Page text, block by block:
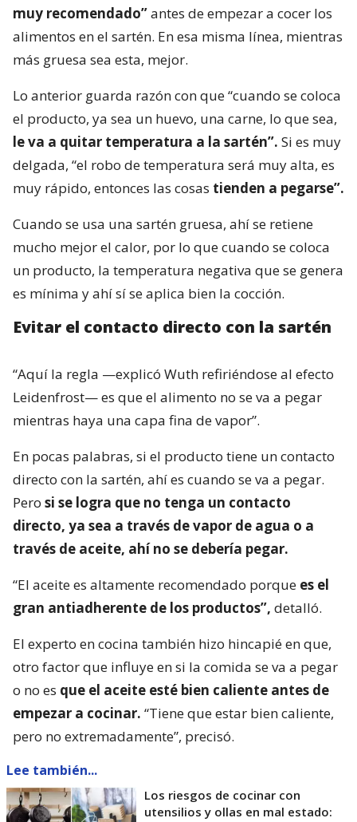
muy recomendado”antes de empezar a cocer los
alimentos en el sartén. En esa misma línea, mientras
más gruesa sea esta, mejor.
Lo anterior guarda razón con que “cuando se coloca
el producto, ya sea un huevo, una carne, lo que sea,
le va a quitar temperatura a la sartén”. Si es muy
delgada, “el robo de temperatura será muy alta, es
muy rápido, entonces las cosas tienden a pegarse”.
Cuando se usa una sartén gruesa, ahí se retiene
mucho mejor el calor, por lo que cuando se coloca
un producto, la temperatura negativa que se genera
es mínima y ahí sí se aplica bien la cocción.
Evitar el contacto directo con la sartén
“Aquí la regla —explicó Wuth refiriéndose al efecto
Leidenfrost— es que el alimento no se va a pegar
mientras haya una capa fina de vapor”.
En pocas palabras, si el producto tiene un contacto
directo con la sartén, ahí es cuando se va a pegar.
Pero si se logra que no tenga un contacto
directo, ya sea a través de vapor de agua o a
través de aceite, ahí no se debería pegar.
“El aceite es altamente recomendado porque es el
gran antiadherente de los productos”, detalló.
El experto en cocina también hizo hincapié en que,
otro factor que influye en si la comida se va a pegar
o no es que el aceite esté bien caliente antes de
empezar a cocinar. “Tiene que estar bien caliente,
pero no extremadamente”, precisó.
Lee también...
Los riesgos de cocinar con
utensilios y ollas en mal estado: